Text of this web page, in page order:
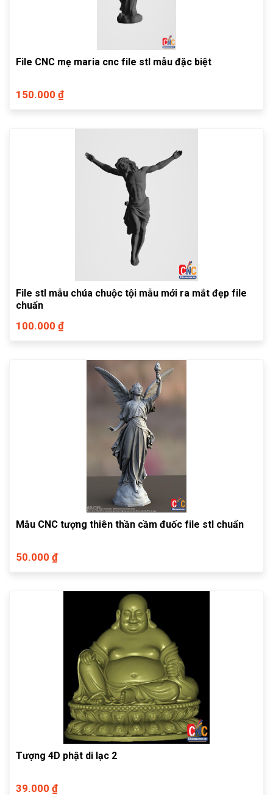
File CNC mẹ maria cnc file stl mẫu đặc biệt
150.000 ₫
File stl mẫu chúa chuộc tội mẫu mới ra mắt đẹp file
chuẩn
100.000 ₫
Mẫu CNC tượng thiên thần cầm đuốc file stl chuẩn
50.000 ₫
Tượng 4D phật di lạc 2
39.000 ₫